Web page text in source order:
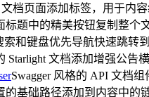
档页面添加标签，用于内容
标题中的精美按钮复制整个
和键盘优先导航快速跳转
Starlight 文档添加增强公告
Swagger 风格的 API 文档
的基础路径添加到内容中的